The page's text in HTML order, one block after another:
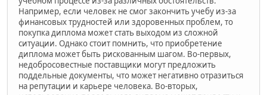
Например, если человек не смог закончить учебу из-за
финансовых трудностей или здоровенных проблем, то
покупка диплома может стать выходом из сложной
ситуации. Однако стоит помнить, что приобретение
диплома может быть рискованным шагом. Во-первых,
недобросовестные поставщики могут предложить
поддельные документы, что может негативно отразиться
на репутации и карьере человека. Во-вторых,